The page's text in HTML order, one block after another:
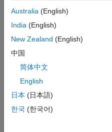
time offset or limited
is attached to this example.
nav_msgs/Odometry
messages from the rosbag
position from the
Run the model. The block
simulation time. The
Australia (English)
India (English)
New Zealand (English)
中国
简体中文
English
日本 (日本語)
한국 (한국어)